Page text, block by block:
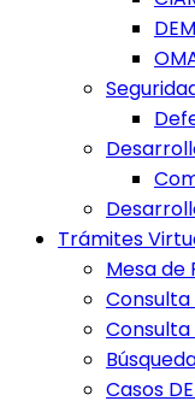
Trámites
Mesa de
Casos